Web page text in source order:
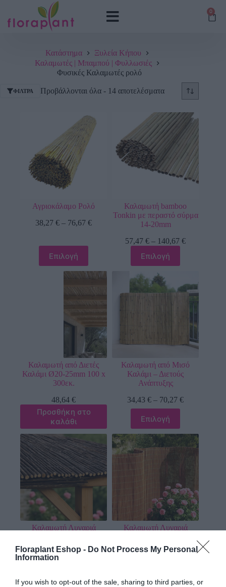
Floraplant Eshop - Do Not Process My Personal
Information
If you wish to opt-out of the sale, sharing to third parties, or
0
Κατάστημα
Ξυλεία Κήπου
Καλαμωτές | Μπαμπού | Φυλλωσιές
Φυσικές Καλαμωτές ρολό
ΦΊΛΤΡΑ Προβάλλονται όλα - 14 αποτελέσματα
Αγριοκάλαμο Ρολό
38,27€ – 76,67€
Επιλογή
Καλαμωτή bamboo
Tonkin με περαστό σύρμα
14-20mm
57,47€ – 140,67€
Επιλογή
Καλαμωτή από Διετές
Καλάμι Ø20-25mm 100 x
300εκ.
48,64€
Προσθήκη στο
καλάθι
Καλαμωτή από Μισό
Καλάμι – Διετούς
Ανάπτυξης
34,43€ – 70,27€
Επιλογή
Καλαμωτή Λυγαριά
200×200εκ.
254,72
καλάθι
Καλαμωτή Λυγαριά
62,72€ – 113,92€
Επιλογή